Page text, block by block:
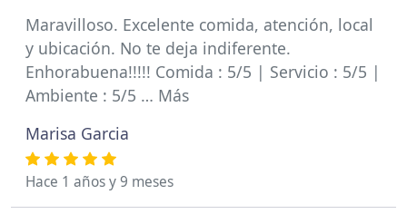
Maravilloso. Excelente comida, atención, local
y ubicación. No te deja indiferente.
Enhorabuena!!!!! Comida : 5/5 | Servicio : 5/5 |
Ambiente : 5/5 … Más
Marisa Garcia
Hace 1 años y 9 meses